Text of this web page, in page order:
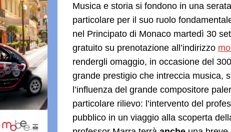
Musica e storia si fondono in una
particolare per il suo ruolo
nel Principato di Monaco martedì 30
gratuito su prenotazione all’indirizzo
rendergli omaggio, in occasione del
grande prestigio che intreccia musica,
l’influenza del grande compositore
particolare rilievo: l’intervento del
pubblico in un viaggio alla scoperta